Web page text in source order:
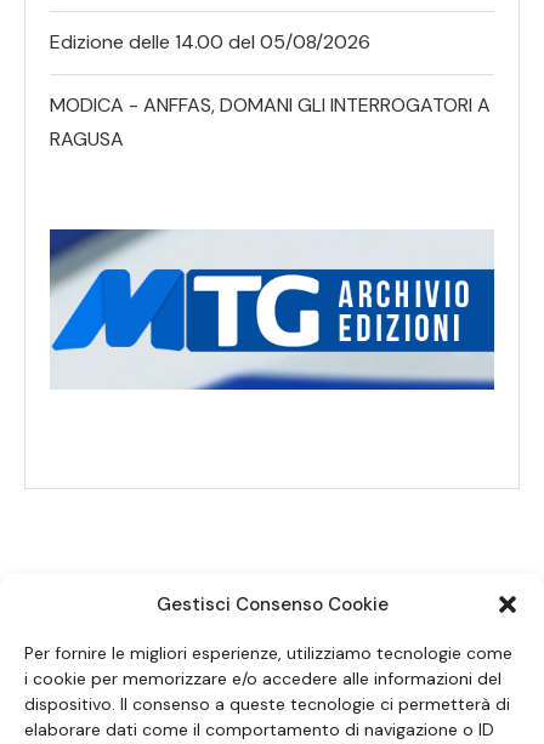
Gestisci Consenso Cookie
Per fornire le migliori esperienze, utilizziamo tecnologie come
i cookie per memorizzare e/o accedere alle informazioni del
dispositivo. Il consenso a queste tecnologie ci permetterà di
elaborare dati come il comportamento di navigazione o ID
Edizione delle 14.00 del 05/08/2026
MODICA - ANFFAS, DOMANI GLI INTERROGATORI A
RAGUSA
SEGUICI SUI SOCIAL